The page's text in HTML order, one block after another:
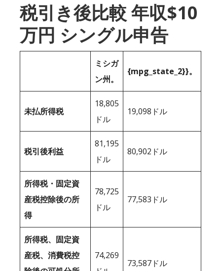
税引き後比較 年収$10
万円 シングル申告
ミシガ
ン州。
{mpg_state_2}}。
未払所得税
18,805
ドル
19,098ドル
税引後利益
81,195
ドル
80,902ドル
所得税・固定資
産税控除後の所
得
78,725
ドル
77,583ドル
所得税、固定資
産税、消費税控
74,269
73,587ドル